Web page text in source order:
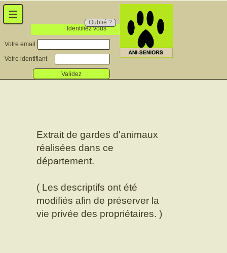
Identifiez vous
Oublié ?
Votre email
Votre identifiant
Validez
Extrait de gardes d'animaux
réalisées dans ce
département.
( Les descriptifs ont été
modifiés afin de préserver la
vie privée des propriétaires. )